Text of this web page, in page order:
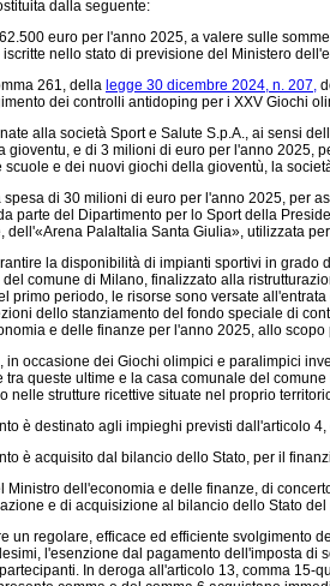
dalla seguente:
euro per l'anno 2025, a valere sulle
nello stato di previsione del Ministero
261, della legge 30 dicembre 2024, n. 207,
dei controlli antidoping per i XXV Giochi
alla società Sport e Salute S.p.A., ai sensi
gioventu, e di 3 milioni di euro per l'anno 2025,
scuole e dei nuovi giochi della gioventù, la
di 30 milioni di euro per l'anno 2025, per
parte del Dipartimento per lo Sport della
dell'«Arena PalaItalia Santa Giulia», utilizzata
la disponibilità di impianti sportivi in grado
del comune di Milano, finalizzato alla
primo periodo, le risorse sono versate
dello stanziamento del fondo speciale di
e delle finanze per l'anno 2025, allo
occasione dei Giochi olimpici e paralimpici
tra queste ultime e la casa comunale del
nelle strutture ricettive situate nel proprio
è destinato agli impieghi previsti dall'articolo 4,
è acquisito dal bilancio dello Stato, per il
dell'economia e delle finanze, di
e di acquisizione al bilancio dello Stato
un regolare, efficace ed efficiente svolgimento
l'esenzione dal pagamento dell'imposta
In deroga all'articolo 13, comma 15-